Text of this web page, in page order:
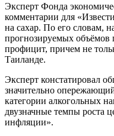
Эксперт Фонда
комментарии для
на сахар. По его словам,
прогнозируемых объёмов
профицит, причем не
Таиланде.
Эксперт констатировал
значительно
категории алкогольных
двузначные темпы роста
инфляции».